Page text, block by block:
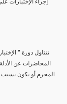
تتناول دورة "
المحاضرات عن
المجرم أو يكون بسبب